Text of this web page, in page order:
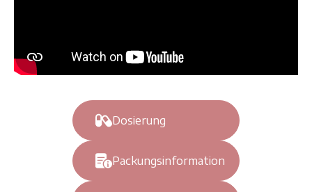
Dosierung
Packungsinformation